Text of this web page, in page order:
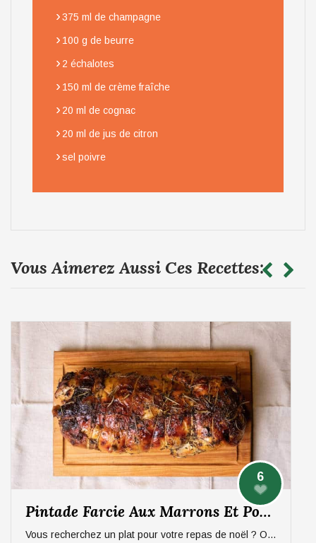
›375 ml de champagne
› 100 g de beurre
› 2 échalotes
› 150 ml de crème fraîche
› 20 ml de cognac
› 20 ml de jus de citron
›sel poivre
Vous Aimerez Aussi Ces Recettes:
6
Pintade Farcie Aux Marrons Et Pommes, Sauce Aux Morilles
Vous recherchez un plat pour votre repas de noël ? On vous propose un plat qui épatera vos invités, digne d'un repas de fête ! La pintade farcie aux marrons et pommes, sauce aux morilles. Pour 6 personnes.